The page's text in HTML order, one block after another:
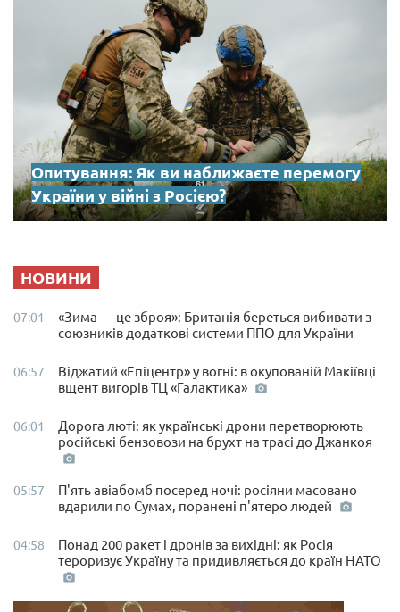
Опитування: Як ви наближаєте перемогу
України у війні з Росією?
НОВИНИ
07:01
«Зима — це зброя»: Британія береться вибивати з
союзників додаткові системи ППО для України
06:57
Віджатий «Епіцентр» у вогні: в окупованій Макіївці
вщент вигорів ТЦ «Галактика»
06:01
Дорога люті: як українські дрони перетворюють
російські бензовози на брухт на трасі до Джанкоя
05:57
П'ять авіабомб посеред ночі: росіяни масовано
вдарили по Сумах, поранені п'ятеро людей
04:58
Понад 200 ракет і дронів за вихідні: як Росія
тероризує Україну та придивляється до країн НАТО